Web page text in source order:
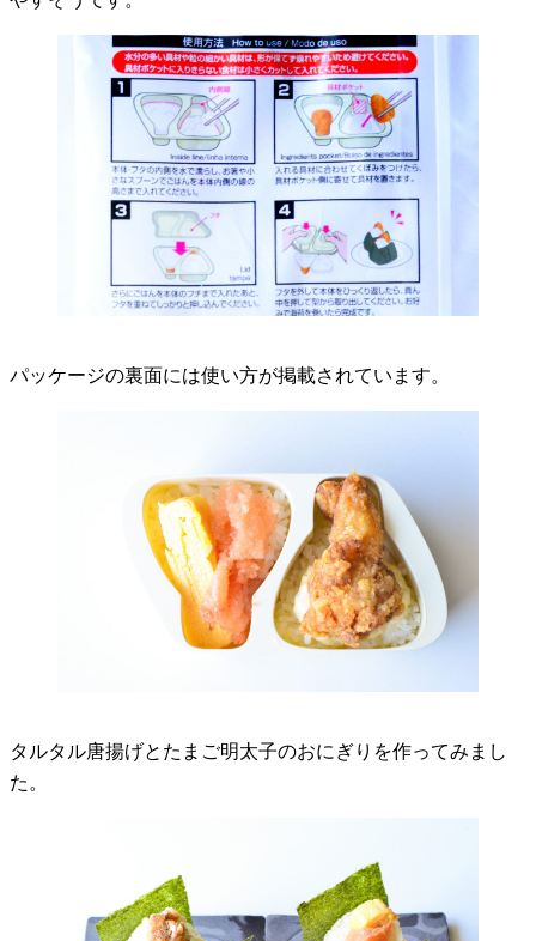
パッケージの裏面には使い方が掲載されています。
タルタル唐揚げとたまご明太子のおにぎりを作ってみまし
た。